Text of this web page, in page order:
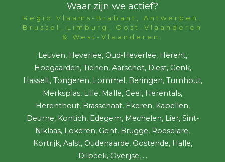
Waar zijn we actief?
Regio Vlaams-Brabant, Antwerpen,
Brussel, Limburg, Oost-Vlaanderen
& West-Vlaanderen:
Leuven, Heverlee, Oud-Heverlee, Herent,
Hoegaarden, Tienen, Aarschot, Diest, Genk,
Hasselt, Tongeren, Lommel, Beringen, Turnhout,
Merksplas, Lille, Malle, Geel, Herentals,
Herenthout, Brasschaat, Ekeren, Kapellen,
Deurne, Kontich, Edegem, Mechelen, Lier, Sint-
Niklaas, Lokeren, Gent, Brugge, Roeselare,
Kortrijk, Aalst, Oudenaarde, Oostende, Halle,
Dilbeek, Overijse, ...